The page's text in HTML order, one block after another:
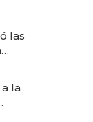
las
la